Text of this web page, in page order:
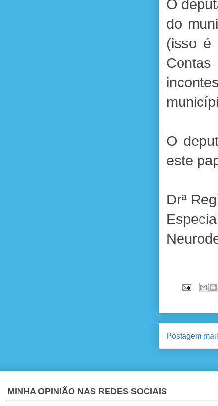
O
do
(isso é
O
este
Drª
Postagem
MINHA OPINIÃO NAS REDES SOCIAIS